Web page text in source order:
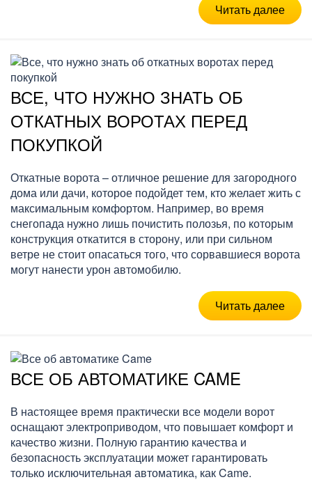
Читать далее
ВСЕ, ЧТО НУЖНО ЗНАТЬ ОБ
ОТКАТНЫХ ВОРОТАХ ПЕРЕД
ПОКУПКОЙ
Откатные ворота – отличное решение для загородного
дома или дачи, которое подойдет тем, кто желает жить с
максимальным комфортом. Например, во время
снегопада нужно лишь почистить полозья, по которым
конструкция откатится в сторону, или при сильном
ветре не стоит опасаться того, что сорвавшиеся ворота
могут нанести урон автомобилю.
Читать далее
ВСЕ ОБ АВТОМАТИКЕ CAME
В настоящее время практически все модели ворот
оснащают электроприводом, что повышает комфорт и
качество жизни. Полную гарантию качества и
безопасность эксплуатации может гарантировать
только исключительная автоматика, как Came.